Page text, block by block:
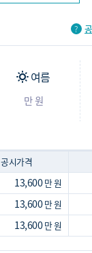
여름
만 원
공시가격
13,600만 원
13,600만 원
13,600만 원